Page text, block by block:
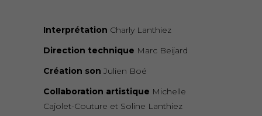
Interprétation Charly Lanthiez
Direction technique Marc Beijard
Création son Julien Boé
Collaboration artistique Michelle
Cajolet-Couture et Soline Lanthiez